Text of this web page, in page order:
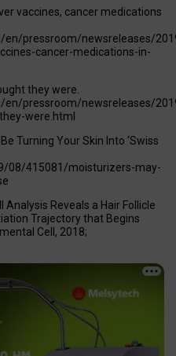
vaccines, cancer medications
en/pressroom/newsreleases/
cancer-medications-in-
they were.
en/pressroom/newsreleases/
were.html
Turning Your Skin Into ‘Swiss
08/415081/moisturizers-may-
Analysis Reveals a Hair Follicle
Trajectory that Begins
Cell, 2018;